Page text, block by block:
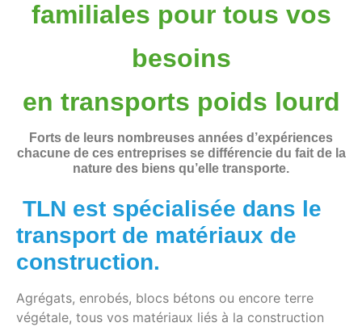
familiales pour tous vos
besoins
en transports poids lourd
Forts de leurs nombreuses années d’expériences
chacune de ces entreprises se différencie du fait de la
nature des biens qu’elle transporte.
TLN est spécialisée dans le
transport de matériaux de
construction.
Agrégats, enrobés, blocs bétons ou encore terre
végétale, tous vos matériaux liés à la construction